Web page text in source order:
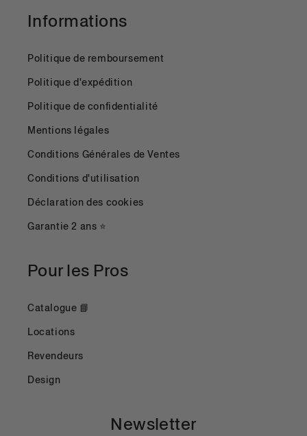
Informations
Politique de remboursement
Politique d'expédition
Politique de confidentialité
Mentions légales
Conditions Générales de Ventes
Conditions d'utilisation
Déclaration des cookies
Garantie 2 ans ⭐
Pour les Pros
Catalogue 📘
Locations
Revendeurs
Design
Newsletter